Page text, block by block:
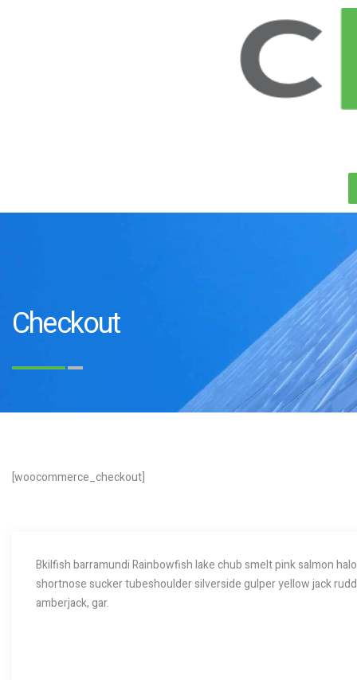
Checkout
[woocommerce_checkout]
Bkilfish barramundi Rainbowfish lake chub smelt pink salmon
shortnose sucker tubeshoulder silverside gulper yellow jack
amberjack, gar.